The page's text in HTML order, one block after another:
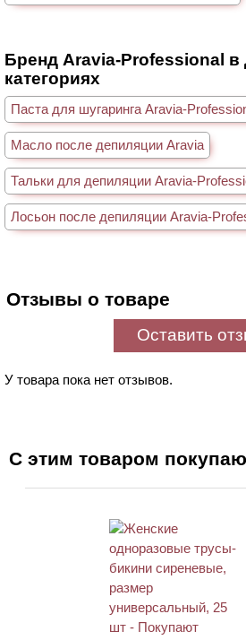
Бренд Aravia-Professional в
категориях
Паста для шугаринга Aravia-
Масло после депиляции Aravia
Тальки для депиляции Aravia-
Лосьон после депиляции Aravia-
Отзывы о товаре
Оставить
У товара пока нет отзывов.
С этим товаром